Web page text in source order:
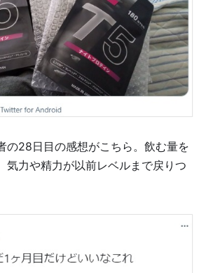
の28日目の感想がこちら。飲む量を
気力や精力が以前レベルまで戻りつ